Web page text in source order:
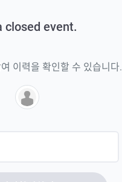
closed event.
이력을 확인할 수 있습니다.